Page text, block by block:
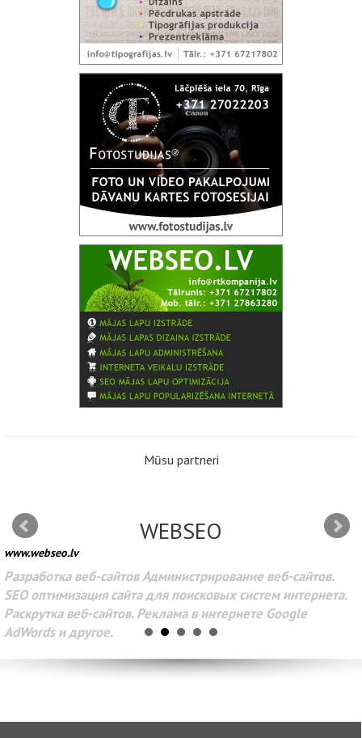
Mūsu partneri
WEBSEO
www.webseo.lv
Разработка веб-сайтов Администрирование веб-сайтов.
SEO оптимизация сайта для поисковых систем интернета.
Раскрутка веб-сайтов. Реклама в интернете Google
AdWords и другое.